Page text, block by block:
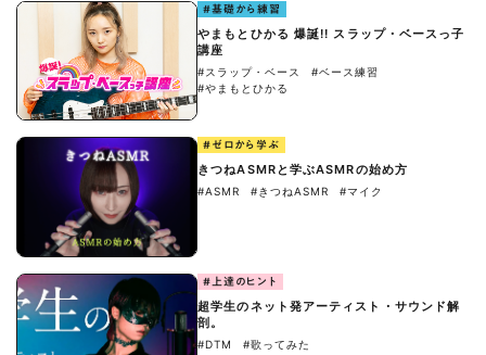
#基礎から練習
やまもとひかる 爆誕!! スラップ・ベースっ子
講座
#スラップ・ベース
#ベース練習
#やまもとひかる
#ゼロから学ぶ
きつねASMRと学ぶASMRの始め方
#ASMR #きつねASMR #マイク
#上達のヒント
超学生のネット発アーティスト・サウンド解
剖。
#DTM #歌ってみた